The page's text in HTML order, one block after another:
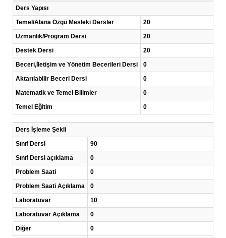
Ders Yapısı
Temel/Alana Özgü Mesleki Dersler
20
Uzmanlık/Program Dersi
20
Destek Dersi
20
Beceri,İletişim ve Yönetim Becerileri Dersi
0
Aktarılabilir Beceri Dersi
0
Matematik ve Temel Bilimler
0
Temel Eğitim
0
Ders İşleme Şekli
Sınıf Dersi
90
Sınıf Dersi açıklama
0
Problem Saati
0
Problem Saati Açıklama
0
Laboratuvar
10
Laboratuvar Açıklama
0
Diğer
0